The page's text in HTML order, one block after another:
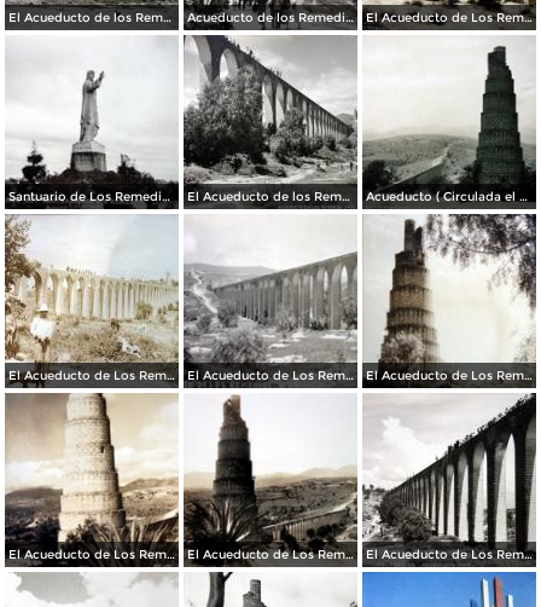
El Acueducto de los Remedios. Acueducto de los Remedios El Acueducto de Los Remedios Por el fotografo Hugo Brehme Circulada el 1 de Abril de 1929 ).
Santuario de Los Remedios. El Acueducto de los Remedios. Acueducto ( Circulada el 23de marzo de 1936 ).
El Acueducto de Los Remedios ( Fechada el 23 de Agosto de 1948 ). El Acueducto de Los Remedios. El Acueducto de Los Remedios.
El Acueducto de Los Remedios El Acueducto de Los Remedios El Acueducto de Los Remedios